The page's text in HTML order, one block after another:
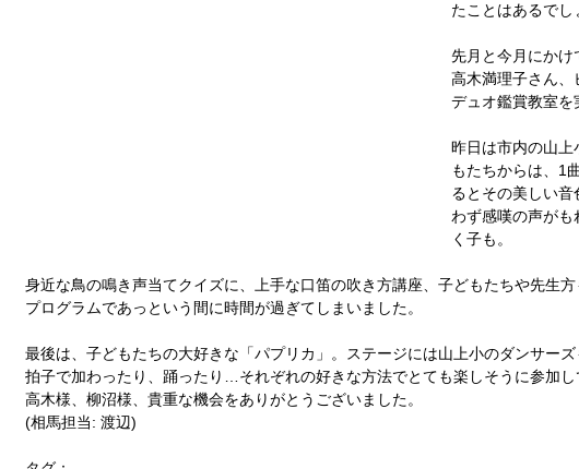
たことはあるでし
先月と今月にかけ
高木満理子さん、
デュオ鑑賞教室を
昨日は市内の山
もたちからは、1
るとその美しい
わず感嘆の声が
く子も。
身近な鳥の鳴き声当てクイズに、上手な口笛の吹き方講座、子どもたちや先生
プログラムであっという間に時間が過ぎてしまいました。
最後は、子どもたちの大好きな「パプリカ」。ステージには山上小のダンサー
拍子で加わったり、踊ったり…それぞれの好きな方法でとても楽しそうに参加し
高木様、柳沼様、貴重な機会をありがとうございました。
(相馬担当: 渡辺)